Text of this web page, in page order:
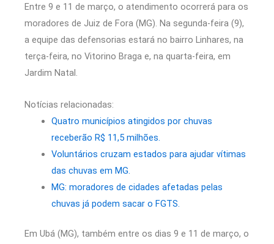
Entre 9 e 11 de março, o atendimento ocorrerá para os
moradores de Juiz de Fora (MG). Na segunda-feira (9),
a equipe das defensorias estará no bairro Linhares, na
terça-feira, no Vitorino Braga e, na quarta-feira, em
Jardim Natal.
Notícias relacionadas:
Quatro municípios atingidos por chuvas
receberão R$ 11,5 milhões.
Voluntários cruzam estados para ajudar vítimas
das chuvas em MG.
MG: moradores de cidades afetadas pelas
chuvas já podem sacar o FGTS.
Em Ubá (MG), também entre os dias 9 e 11 de março, o